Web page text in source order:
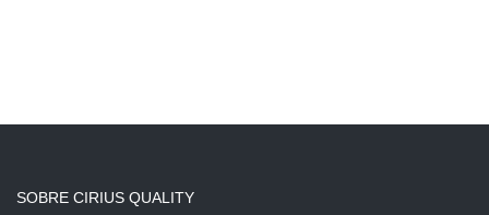
SOBRE CIRIUS QUALITY